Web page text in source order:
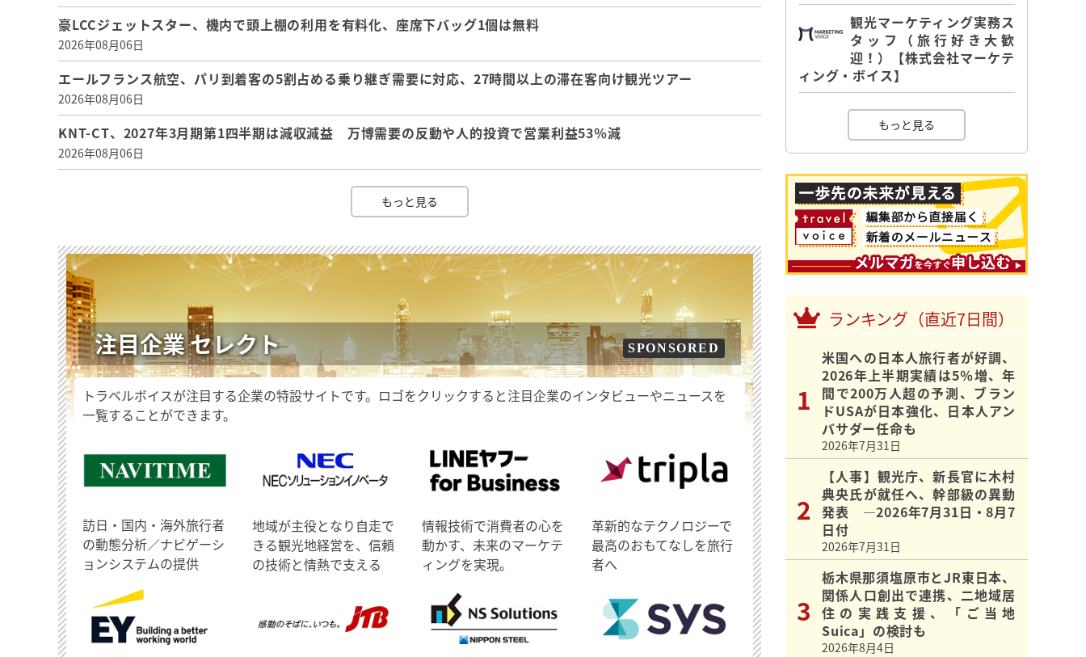
豪LCCジェットスター、機内で頭上棚の利用を有料化、座席下バッグ1個は無料
2026年08月06日
エールフランス航空、パリ到着客の5割占める乗り継ぎ需要に対応、27時間以上の滞在客向け観光ツアー
2026年08月06日
KNT-CT、2027年3月期第1四半期は減収減益 万博需要の反動や人的投資で営業利益53％減
2026年08月06日
もっと見る
注目企業 セレクト SPONSORED
トラベルボイスが注目する企業の特設サイトです。ロゴをクリックすると注目企業のインタビューやニュースを
一覧することができます。
訪日・国内・海外旅行者
の動態分析／ナビゲーシ
ョンシステムの提供
地域が主役となり自走で
きる観光地経営を、信頼
の技術と情熱で支える
情報技術で消費者の心を
動かす、未来のマーケテ
ィングを実現。
革新的なテクノロジーで
最高のおもてなしを旅行
者へ
観光マーケティング実務ス
タッフ（旅行好き大歓
迎！）【株式会社マーケテ
ィング・ボイス】
もっと見る
ランキング（直近7日間）
米国への日本人旅行者が好調、
2026年上半期実績は5％増、年
間で200万人超の予測、ブラン
ドUSAが日本強化、日本人アン
バサダー任命も
2026年7月31日
【人事】観光庁、新長官に木村
典央氏が就任へ、幹部級の異動
発表 ―2026年7月31日・8月7
日付
2026年7月31日
栃木県那須塩原市とJR東日本、
関係人口創出で連携、二地域居
住の実践支援、「ご当地
Suica」の検討も
2026年8月4日